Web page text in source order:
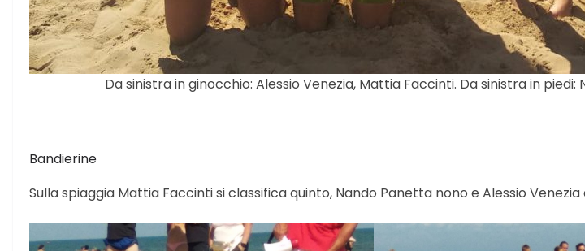
Da sinistra in ginocchio: Alessio Venezia, Mattia Faccinti. Da sinistra in
Bandierine
Sulla spiaggia Mattia Faccinti si classifica quinto, Nando Panetta nono e Alessio